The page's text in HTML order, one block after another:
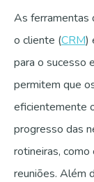
As ferramentas
o cliente (CRM)
para o sucesso
permitem que
eficientemente
progresso das
rotineiras,
reuniões. Além